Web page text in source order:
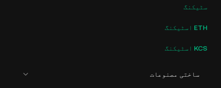
سٹیکنگ
ETH اسٹیکنگ
KCS اسٹیکنگ
ساختی مصنوعات